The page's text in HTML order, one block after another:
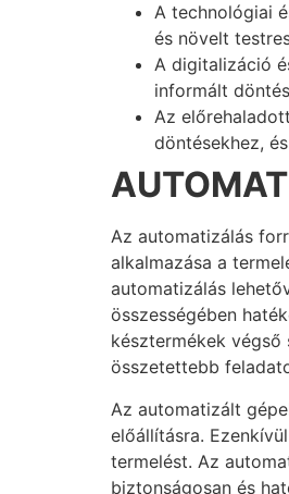
A technológiai
és növelt
A digitalizáció
informált
Az
döntésekhez,
Az automatizálás
alkalmazása a
automatizálás
összességében
késztermékek
összetettebb
Az automatizált
előállításra.
termelést. Az
biztonságosan és